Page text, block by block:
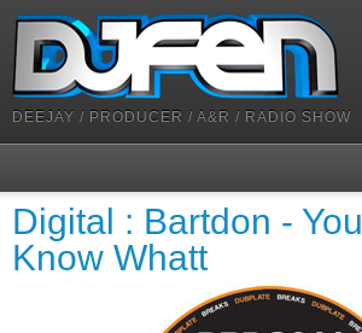
DEEJAY / PRODUCER / A&R / RADIO SHOW
Digital : Bartdon - You
Know Whatt